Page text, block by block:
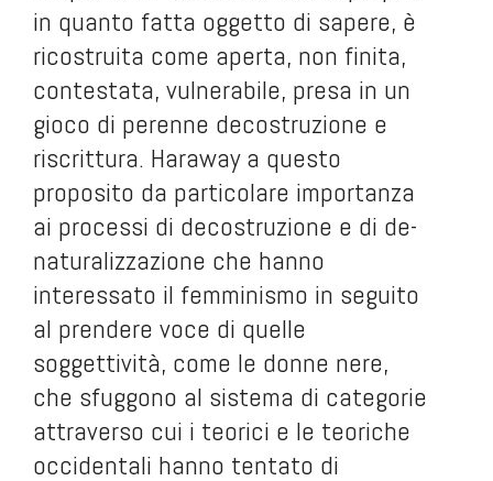
in quanto fatta oggetto di sapere, è
ricostruita come aperta, non finita,
contestata, vulnerabile, presa in un
gioco di perenne decostruzione e
riscrittura. Haraway a questo
proposito da particolare importanza
ai processi di decostruzione e di de-
naturalizzazione che hanno
interessato il femminismo in seguito
al prendere voce di quelle
soggettività, come le donne nere,
che sfuggono al sistema di categorie
attraverso cui i teorici e le teoriche
occidentali hanno tentato di